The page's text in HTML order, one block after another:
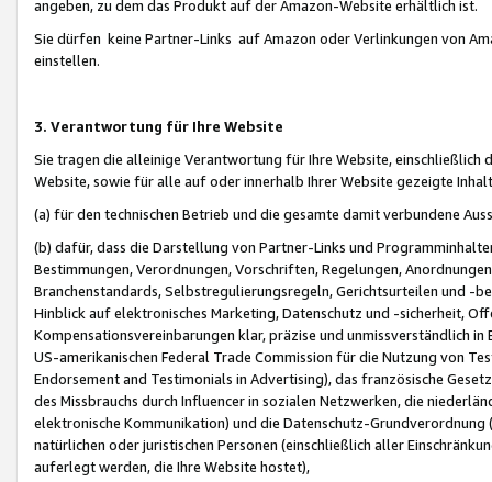
angeben, zu dem das Produkt auf der Amazon-Website erhältlich ist.
Sie dürfen keine Partner-Links auf Amazon oder Verlinkungen von
einstellen.
3. Verantwortung für Ihre Website
Sie tragen die alleinige Verantwortung für Ihre Website,
Website, sowie für alle auf oder innerhalb Ihrer Website gezeigte
(a) für den technischen Betrieb und die gesamte damit verbundene
(b) dafür, dass die Darstellung von Partner-Links und
Bestimmungen, Verordnungen, Vorschriften, Regelungen,
Branchenstandards, Selbstregulierungsregeln, Gerichtsurteilen und -
Hinblick auf elektronisches Marketing, Datenschutz und -sicherheit,
Kompensationsvereinbarungen klar, präzise und unmissverständlich
US-amerikanischen Federal Trade Commission für die Nutzung von
Endorsement and Testimonials in Advertising), das französische
des Missbrauchs durch Influencer in sozialen Netzwerken, die
elektronische Kommunikation) und die Datenschutz-
natürlichen oder juristischen Personen (einschließlich aller
auferlegt werden, die Ihre Website hostet),